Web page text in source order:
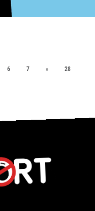
6 7 » 28